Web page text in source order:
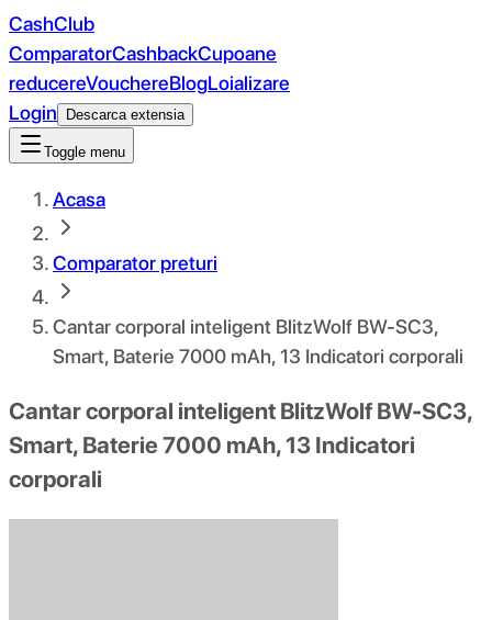
CashClub
ComparatorCashbackCupoane
reducereVouchereBlogLoializare
Login
Descarca extensia
Toggle menu
Acasa
Comparator preturi
Cantar corporal inteligent BlitzWolf BW-SC3,
Smart, Baterie 7000 mAh, 13 Indicatori corporali
Cantar corporal inteligent BlitzWolf BW-SC3,
Smart, Baterie 7000 mAh, 13 Indicatori
corporali